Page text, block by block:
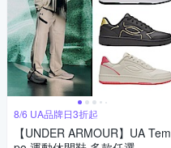
8/6 UA品牌日3折起
【UNDER ARMOUR】UA Tem